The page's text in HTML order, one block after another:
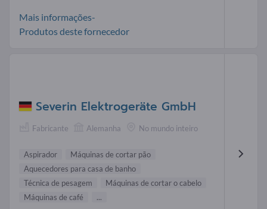
Mais informações-
Produtos deste fornecedor
Severin Elektrogeräte GmbH
Fabricante Alemanha No mundo inteiro
Aspirador
Máquinas de cortar pão
Aquecedores para casa de banho
Técnica de pesagem
Máquinas de cortar o cabelo
Máquinas de café
...